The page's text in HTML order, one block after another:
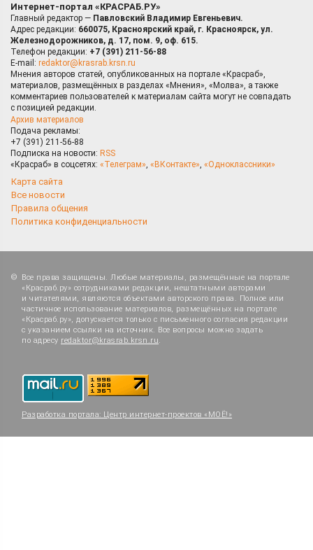
Интернет-портал «КРАСРАБ.РУ»
Главный редактор — Павловский Владимир Евгеньевич.
Адрес редакции: 660075, Красноярский край, г. Красноярск, ул.
Железнодорожников, д. 17, пом. 9, оф. 615.
Телефон редакции: +7 (391) 211-56-88
E-mail: redaktor@krasrab.krsn.ru
Мнения авторов статей, опубликованных на портале «Красраб»,
материалов, размещённых в разделах «Мнения», «Молва», а также
комментариев пользователей к материалам сайта могут не совпадать
с позицией редакции.
Архив материалов
Подача рекламы:
+7 (391) 211-56-88
Подписка на новости: RSS
«Красраб» в соцсетях: «Телеграм» «ВКонтакте» «Одноклассники»
Карта сайта
Все новости
Правила общения
Политика конфиденциальности
Все права защищены. Любые материалы, размещённые на портале
«Красраб.ру» сотрудниками редакции, нештатными авторами
и читателями, являются объектами авторского права. Полное или
частичное использование материалов, размещённых на портале
«Красраб.ру», допускается только с письменного согласия редакции
с указанием ссылки на источник. Все вопросы можно задать
по адресу redaktor@krasrab.krsn.ru.
Разработка портала: Центр интернет-проектов «МОЁ!»